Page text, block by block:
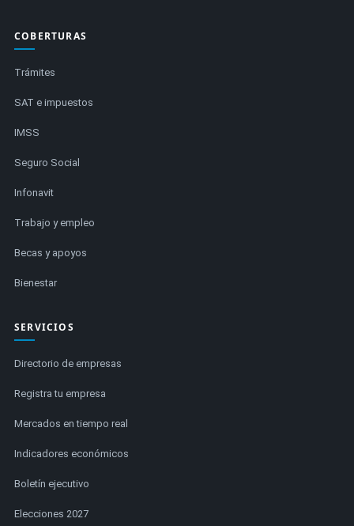
COBERTURAS
Trámites
SAT e impuestos
IMSS
Seguro Social
Infonavit
Trabajo y empleo
Becas y apoyos
Bienestar
SERVICIOS
Directorio de empresas
Registra tu empresa
Mercados en tiempo real
Indicadores económicos
Boletín ejecutivo
Elecciones 2027